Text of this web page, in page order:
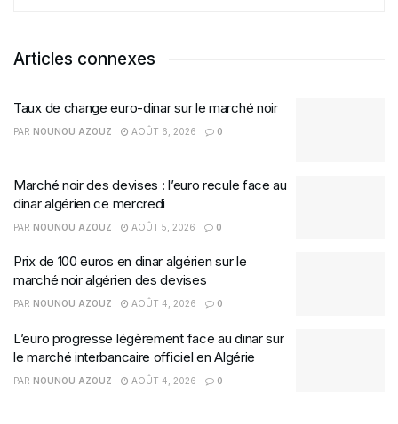
Articles connexes
Taux de change euro-dinar sur le marché noir
PAR NOUNOU AZOUZ AOÛT 6, 2026 0
Marché noir des devises : l’euro recule face au
dinar algérien ce mercredi
PAR NOUNOU AZOUZ AOÛT 5, 2026 0
Prix de 100 euros en dinar algérien sur le
marché noir algérien des devises
PAR NOUNOU AZOUZ AOÛT 4, 2026 0
L’euro progresse légèrement face au dinar sur
le marché interbancaire officiel en Algérie
PAR NOUNOU AZOUZ AOÛT 4, 2026 0